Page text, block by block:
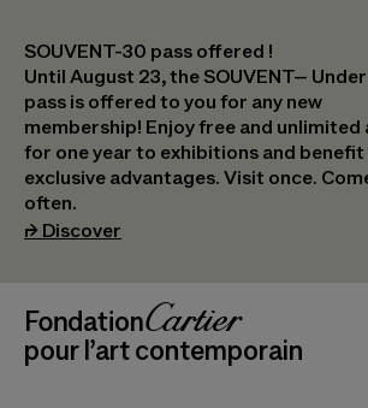
SOUVENT-30 pass offered !
Until August 23, the SOUVENT–
pass is offered to you for any new
membership! Enjoy free and unlimited
for one year to exhibitions and
exclusive advantages. Visit once.
often.
⮣ Discover
Header Navigation
_logoFondation
pour l’art contemporain